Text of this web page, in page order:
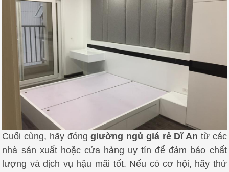
Cuối cùng, hãy đónggiường ngủ giá rẻ Dĩ An từ các
nhà sản xuất hoặc cửa hàng uy tín để đảm bảo chất
lượng và dịch vụ hậu mãi tốt. Nếu có cơ hội, hãy thử